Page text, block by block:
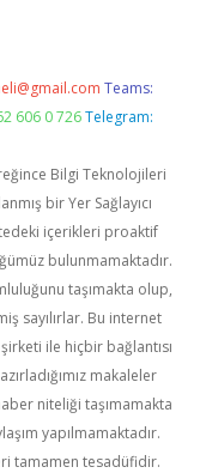
Teams:
606 0 726 Telegram:
Bilgi Teknolojileri
bir Yer Sağlayıcı
içerikleri proaktif
bulunmamaktadır.
taşımakta olup,
sayılırlar. Bu internet
ile hiçbir bağlantısı
makaleler
niteliği taşımamakta
yapılmamaktadır.
tamamen tesadüfidir.